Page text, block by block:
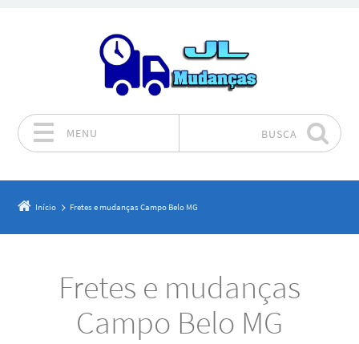
MENU BUSCA
Início Fretes e mudanças Campo Belo MG
Fretes e mudanças
Campo Belo MG